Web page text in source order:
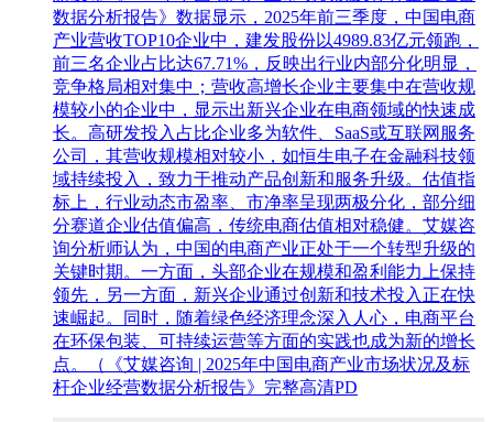
数据分析报告》数据显示，2025年前三季度，中国电商
产业营收TOP10企业中，建发股份以4989.83亿元领跑，
前三名企业占比达67.71%，反映出行业内部分化明显，
竞争格局相对集中；营收高增长企业主要集中在营收规
模较小的企业中，显示出新兴企业在电商领域的快速成
长。高研发投入占比企业多为软件、SaaS或互联网服务
公司，其营收规模相对较小，如恒生电子在金融科技领
域持续投入，致力于推动产品创新和服务升级。估值指
标上，行业动态市盈率、市净率呈现两极分化，部分细
分赛道企业估值偏高，传统电商估值相对稳健。艾媒咨
询分析师认为，中国的电商产业正处于一个转型升级的
关键时期。一方面，头部企业在规模和盈利能力上保持
领先，另一方面，新兴企业通过创新和技术投入正在快
速崛起。同时，随着绿色经济理念深入人心，电商平台
在环保包装、可持续运营等方面的实践也成为新的增长
点。（《艾媒咨询 | 2025年中国电商产业市场状况及标
杆企业经营数据分析报告》完整高清PD